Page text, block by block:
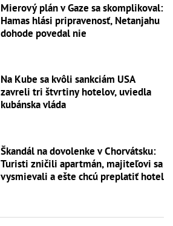
Mierový plán v Gaze sa skomplikoval:
Hamas hlási pripravenosť, Netanjahu
dohode povedal nie
Na Kube sa kvôli sankciám USA
zavreli tri štvrtiny hotelov, uviedla
kubánska vláda
Škandál na dovolenke v Chorvátsku:
Turisti zničili apartmán, majiteľovi sa
vysmievali a ešte chcú preplatiť hotel